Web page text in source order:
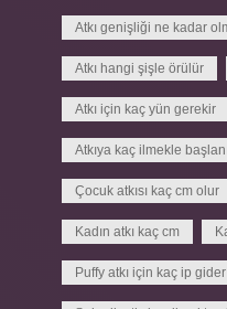
Atkı genişliği ne kadar
Atkı hangi şişle örülür
Atkı için kaç yün gerekir
Atkıya kaç ilmekle
Çocuk atkısı kaç cm olur
Kadın atkı kaç cm
Puffy atkı için kaç ip gider